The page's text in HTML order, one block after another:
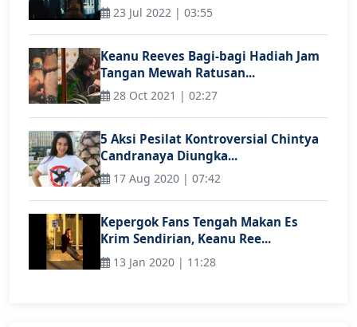
23 Jul 2022 | 03:55
Keanu Reeves Bagi-bagi Hadiah Jam
Tangan Mewah Ratusan...
28 Oct 2021 | 02:27
5 Aksi Pesilat Kontroversial Chintya
Candranaya Diungka...
17 Aug 2020 | 07:42
Kepergok Fans Tengah Makan Es
Krim Sendirian, Keanu Ree...
13 Jan 2020 | 11:28